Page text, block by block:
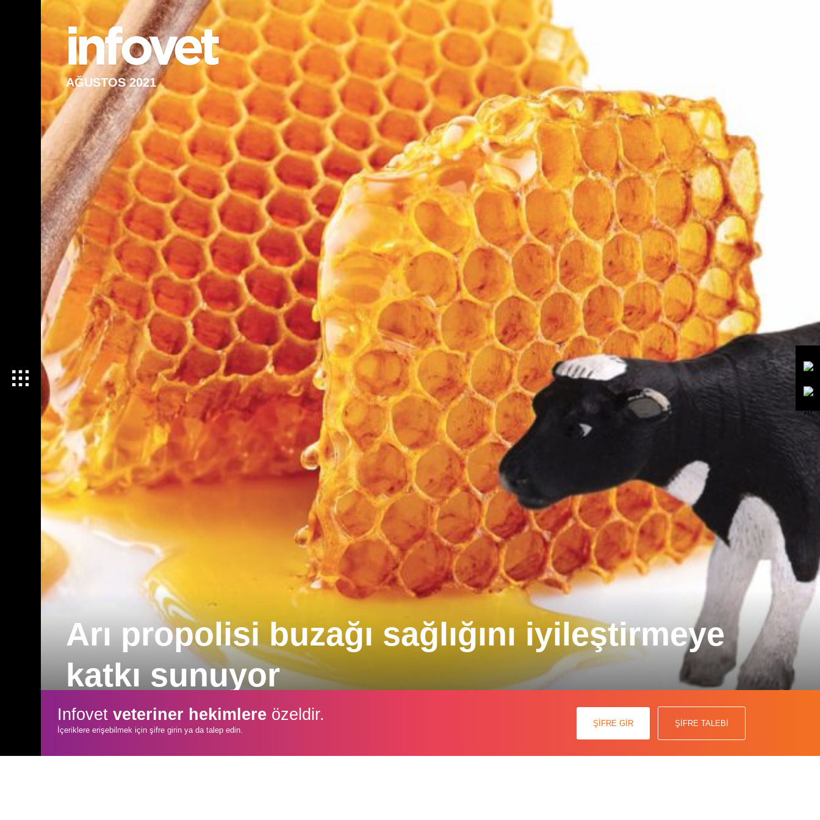
AĞUSTOS 2021
Arı propolisi buzağı sağlığını iyileştirmeye
katkı sunuyor
Önceki araştırmalar, propolisin antimikrobiyal, antiinflamatuvar, antioksidan, antiviral, antifungal ve immünomodülatör
özellikleri içeren özel özelliklere sahip olduğunu göstermiştir.
Infovetveteriner hekimlere özeldir.
İçeriklere erişebilmek için şifre girin ya da talep edin.
ŞİFRE GİR ŞİFRE TALEBİ